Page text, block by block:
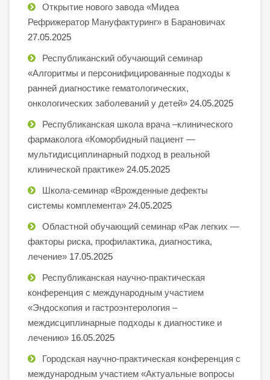
Открытие нового завода «Мидеа
Рефрижератор Мануфактуринг» в Барановичах
27.05.2025
Республиканский обучающий семинар
«Алгоритмы и персонифицированные подходы к
ранней диагностике гематологических,
онкологических заболеваний у детей» 24.05.2025
Республиканская школа врача –клинического
фармаколога «Коморбидный пациент —
мультидисциплинарный подход в реальной
клинической практике» 24.05.2025
Школа-семинар «Врожденные дефекты
системы комплемента» 24.05.2025
Областной обучающий семинар «Рак легких —
факторы риска, профилактика, диагностика,
лечение» 17.05.2025
Республиканская научно-практическая
конференция с международным участием
«Эндоскопия и гастроэнтерология –
междисциплинарные подходы к диагностике и
лечению» 16.05.2025
Городская научно-практическая конференция с
международным участием «Актуальные вопросы